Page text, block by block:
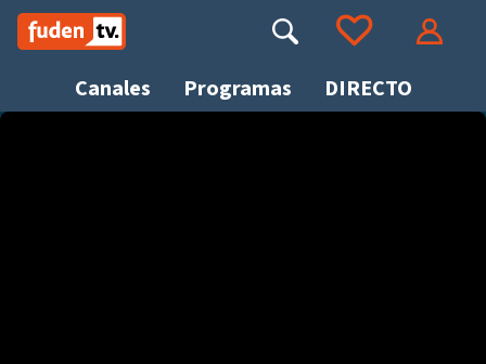
Saltar
contenido
Canales Programas DIRECTO
Buscar Ir a tus favoritos